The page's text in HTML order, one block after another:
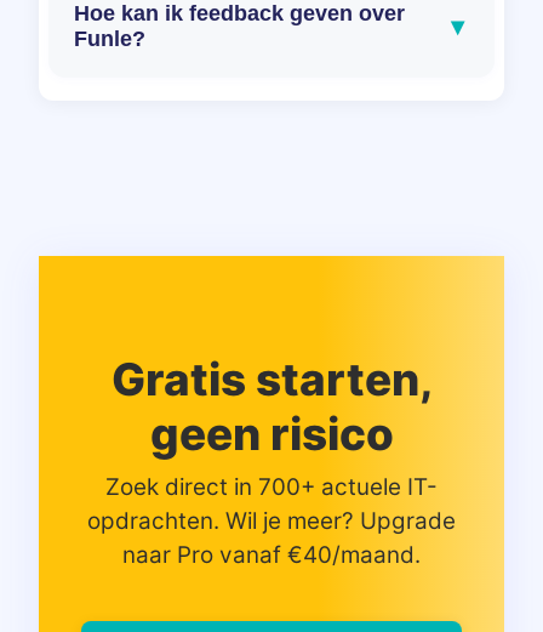
Hoe kan ik feedback geven over
Funle?
▾
Gratis starten,
geen risico
Zoek direct in 700+ actuele IT-
opdrachten. Wil je meer? Upgrade
naar Pro vanaf €40/maand.